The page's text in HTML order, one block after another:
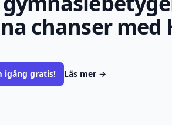
chanser med
igång gratis! Läs mer →